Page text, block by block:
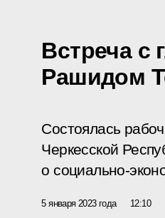
Встреча с
Рашидом
Состоялась
Черкесской
о социально-
5 января 2023 года 12:10